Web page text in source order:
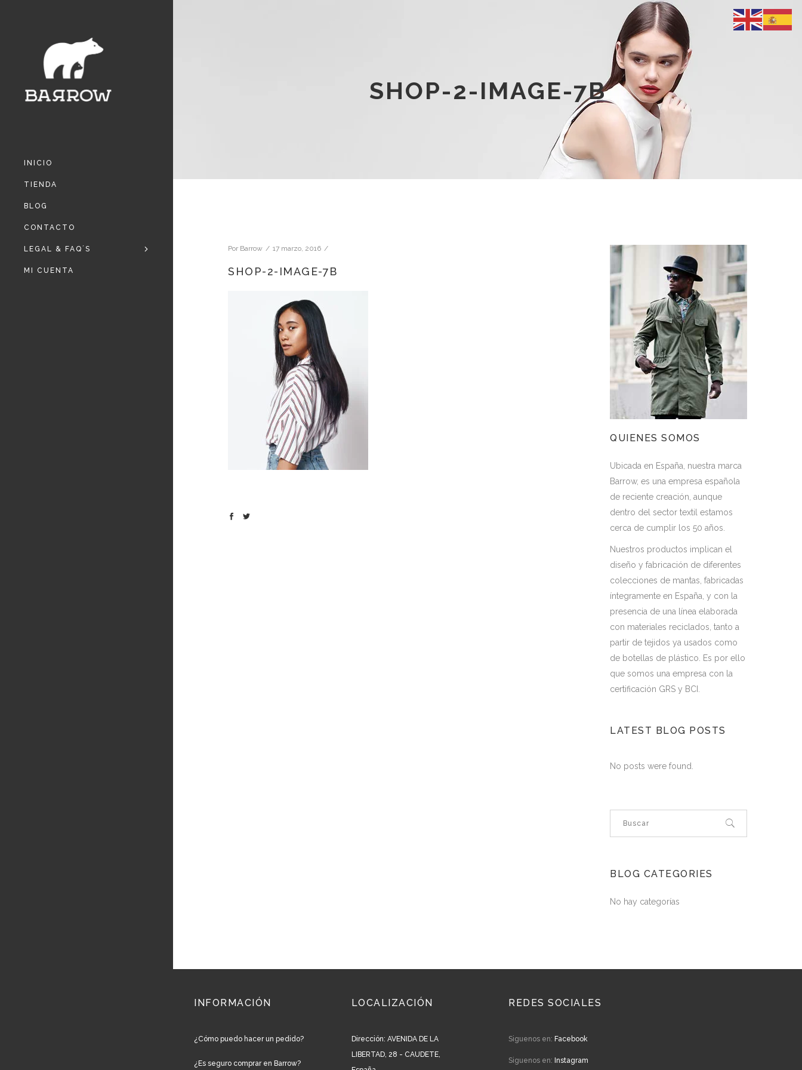
INICIO
TIENDA
BLOG
CONTACTO
LEGAL & FAQ´S
MI CUENTA
SHOP-2-IMAGE-7B
Por Barrow 17 marzo, 2016
SHOP-2-IMAGE-7B
QUIENES SOMOS
Ubicada en España, nuestra marca
Barrow, es una empresa española
de reciente creación, aunque
dentro del sector textil estamos
cerca de cumplir los 50 años.
Nuestros productos implican el
diseño y fabricación de diferentes
colecciones de mantas, fabricadas
íntegramente en España, y con la
presencia de una línea elaborada
con materiales reciclados, tanto a
partir de tejidos ya usados como
de botellas de plástico. Es por ello
que somos una empresa con la
certificación GRS y BCI.
LATEST BLOG POSTS
No posts were found.
BLOG CATEGORIES
No hay categorías
INFORMACIÓN
¿Cómo puedo hacer un pedido?
¿Es seguro comprar en Barrow?
LOCALIZACIÓN
Dirección: AVENIDA DE LA
LIBERTAD, 28 - CAUDETE,
REDES SOCIALES
Siguenos en: Facebook
Siguenos en: Instagram